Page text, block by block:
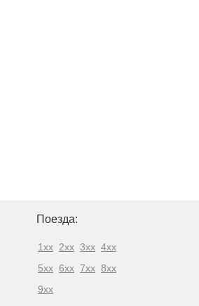
Поезда:
1xx 2xx 3xx 4xx
5xx 6xx 7xx 8xx
9xx